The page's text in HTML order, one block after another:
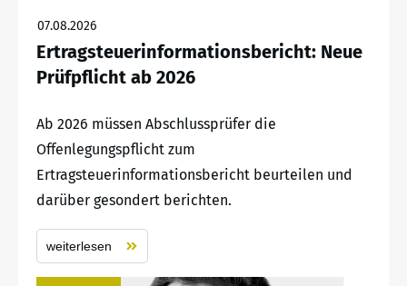
07.08.2026
Ertragsteuerinformationsbericht: Neue
Prüfpflicht ab 2026
Ab 2026 müssen Abschlussprüfer die
Offenlegungspflicht zum
Ertragsteuerinformationsbericht beurteilen und
darüber gesondert berichten.
weiterlesen